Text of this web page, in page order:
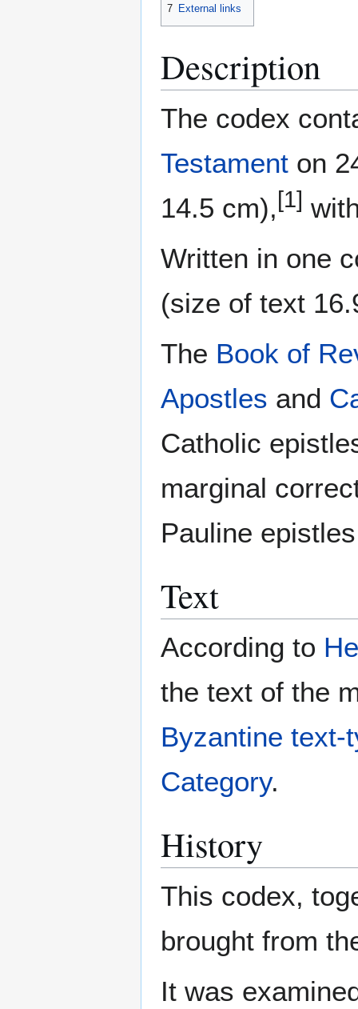
7 External links
Description
The codex
Testament on
14.5 cm), [1]
Written in one
(size of text
The Book of
Apostles and
Catholic
marginal
Pauline
Text
According to
the text of the
Byzantine text-
Category.
History
This codex,
brought from
It was